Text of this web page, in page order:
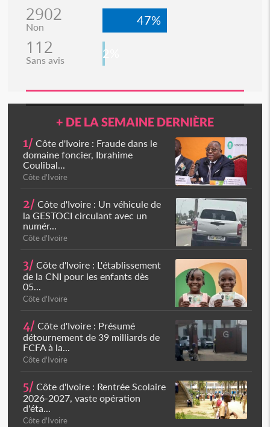
2902
Non 47%
112
Sans avis 2%
+ DE LA SEMAINE DERNIÈRE
1/ Côte d'Ivoire : Fraude dans le
domaine foncier, Ibrahime
Coulibal...
Côte d'Ivoire
2/ Côte d'Ivoire : Un véhicule de
la GESTOCI circulant avec un
numér...
Côte d'Ivoire
3/ Côte d'Ivoire : L'établissement
de la CNI pour les enfants dès
05...
Côte d'Ivoire
4/ Côte d'Ivoire : Présumé
détournement de 39 milliards de
FCFA à la...
Côte d'Ivoire
5/ Côte d'Ivoire : Rentrée Scolaire
2026-2027, vaste opération
d'éta...
Côte d'Ivoire